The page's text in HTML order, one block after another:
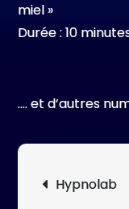
miel »
Durée : 10
…. et d’autres
deHypnolab